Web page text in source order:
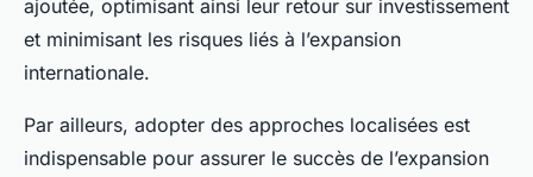
ajoutée, optimisant ainsi leur retour sur investissement
et minimisant les risques liés à l’expansion
internationale.
Par ailleurs, adopter des approches localisées est
indispensable pour assurer le succès de l’expansion